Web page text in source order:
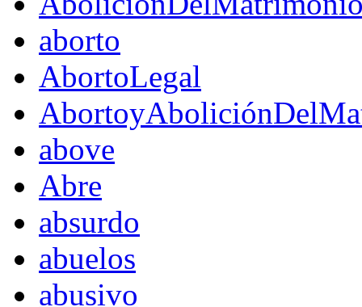
aborto
AbortoLegal
above
Abre
absurdo
abuelos
abusivo